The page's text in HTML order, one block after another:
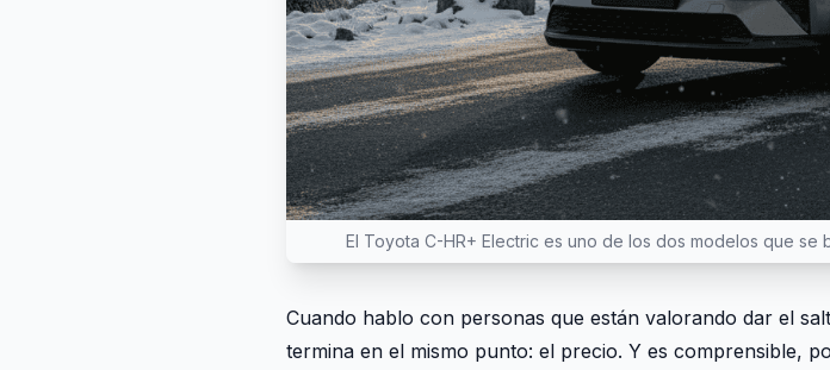
El Toyota C-HR+ Electric es uno de los dos modelos que
Cuando hablo con personas que están valorando dar el
termina en el mismo punto: el precio. Y es comprensible,